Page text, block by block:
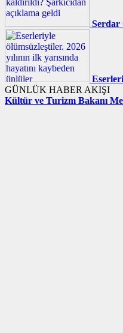
Serdar
GÜNLÜK HABER AKIŞI
Kültür ve Turizm Bakanı